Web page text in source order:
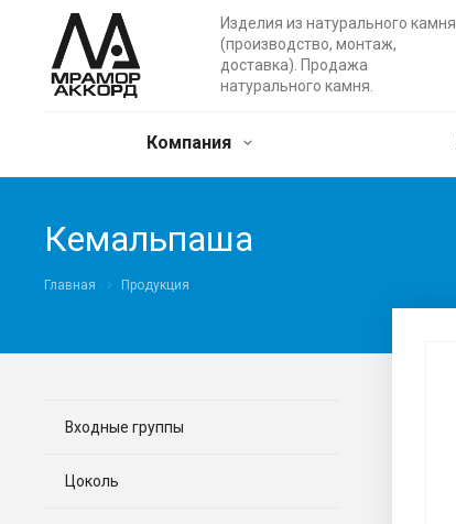
Изделия из натурального камня
(производство, монтаж,
доставка). Продажа
натурального камня.
Компания
Кемальпаша
Главная Продукция
Входные группы
Цоколь